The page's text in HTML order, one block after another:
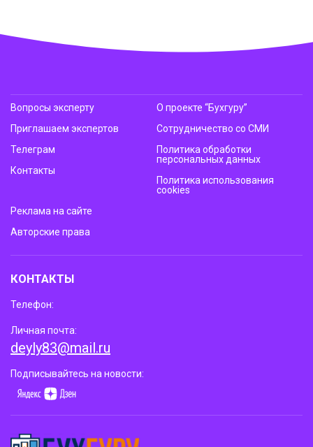
Вопросы эксперту
Приглашаем экспертов
Телеграм
Контакты
О проекте “Бухгуру”
Сотрудничество со СМИ
Политика обработки
персональных данных
Политика использования
cookies
Реклама на сайте
Авторские права
КОНТАКТЫ
Телефон:
Личная почта:
deyly83@mail.ru
Подписывайтесь на новости: